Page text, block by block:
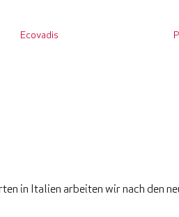
Ecovadis
in Italien arbeiten wir nach den